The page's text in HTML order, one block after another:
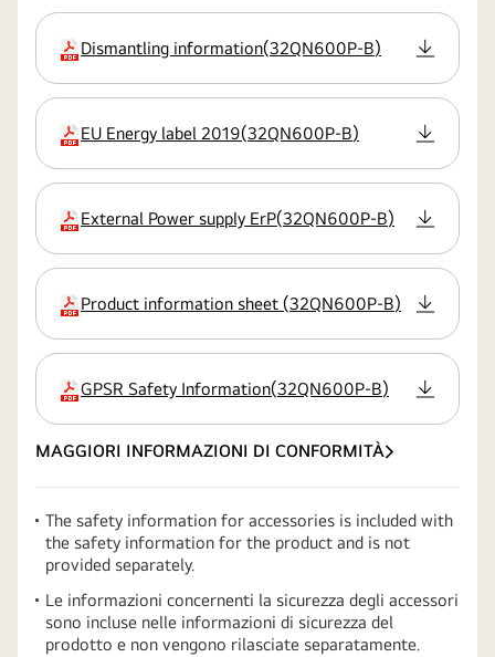
estensione
Dismantling information(32QN600P-B)
estensione
EU Energy label 2019(32QN600P-B)
estensione
External Power supply ErP(32QN600P-B)
estensione
Product information sheet (32QN600P-B)
estensione
GPSR Safety Information(32QN600P-B)
MAGGIORI INFORMAZIONI DI CONFORMITÀ
The safety information for accessories is included with
the safety information for the product and is not
provided separately.
Le informazioni concernenti la sicurezza degli accessori
sono incluse nelle informazioni di sicurezza del
prodotto e non vengono rilasciate separatamente.